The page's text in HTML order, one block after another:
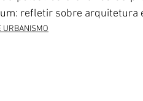
refletir sobre arquitetura
URBANISMO